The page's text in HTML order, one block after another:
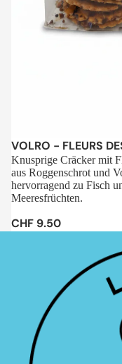
Sale
VOLRO - FLEURS
Knusprige Cräcker mit
aus Roggenschrot und
hervorragend zu Fisch
Meeresfrüchten.
CHF 9.50